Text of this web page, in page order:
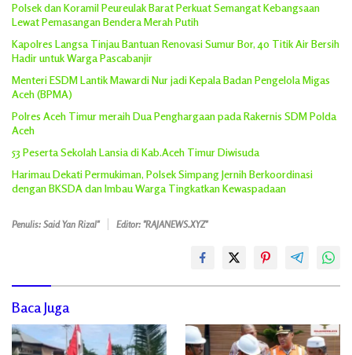
Polsek dan Koramil Peureulak Barat Perkuat Semangat Kebangsaan
Lewat Pemasangan Bendera Merah Putih
Kapolres Langsa Tinjau Bantuan Renovasi Sumur Bor, 40 Titik Air Bersih
Hadir untuk Warga Pascabanjir
Menteri ESDM Lantik Mawardi Nur jadi Kepala Badan Pengelola Migas
Aceh (BPMA)
Polres Aceh Timur meraih Dua Penghargaan pada Rakernis SDM Polda
Aceh
53 Peserta Sekolah Lansia di Kab.Aceh Timur Diwisuda
Harimau Dekati Permukiman, Polsek Simpang Jernih Berkoordinasi
dengan BKSDA dan Imbau Warga Tingkatkan Kewaspadaan
Penulis: Said Yan Rizal" Editor: "RAJANEWS.XYZ"
Baca Juga